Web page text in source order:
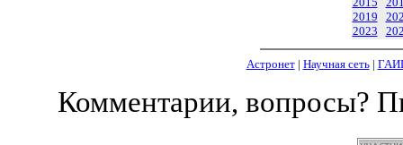
2019
2023
Астронет| Научная сеть|
Комментарии, вопросы?